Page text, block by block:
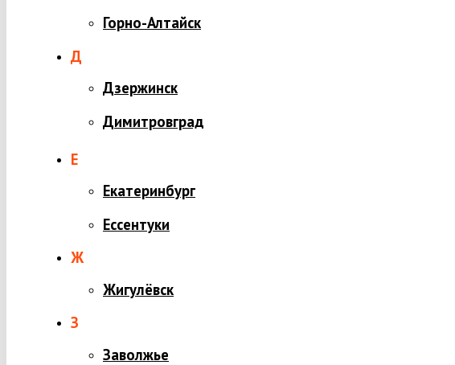
Горно-Алтайск
Д
Дзержинск
Димитровград
Е
Екатеринбург
Ессентуки
Ж
Жигулёвск
З
Заволжье